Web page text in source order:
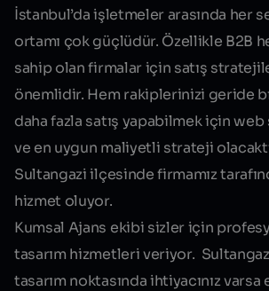
İstanbul’da işletmeler arasında her
ortamı çok güçlüdür. Özellikle B2B
sahip olan firmalar için satış
önemlidir. Hem rakiplerinizi geride
daha fazla satış yapabilmek için
ve en uygun maliyetli strateji
Sultangaziilçesinde firmamız
hizmet oluyor.
Kumsal Ajans ekibi sizler için
tasarım hizmetleri veriyor.
tasarım noktasında ihtiyacınız